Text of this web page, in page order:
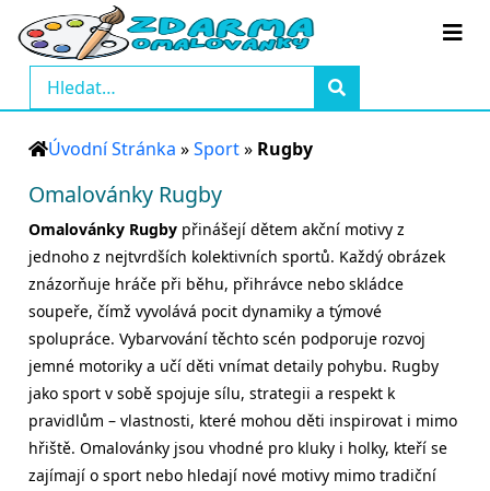
Úvodní Stránka »Sport» Rugby
Omalovánky Rugby
Omalovánky Rugby přinášejí dětem akční motivy z
jednoho z nejtvrdších kolektivních sportů. Každý obrázek
znázorňuje hráče při běhu, přihrávce nebo skládce
soupeře, čímž vyvolává pocit dynamiky a týmové
spolupráce. Vybarvování těchto scén podporuje rozvoj
jemné motoriky a učí děti vnímat detaily pohybu. Rugby
jako sport v sobě spojuje sílu, strategii a respekt k
pravidlům – vlastnosti, které mohou děti inspirovat i mimo
hřiště. Omalovánky jsou vhodné pro kluky i holky, kteří se
zajímají o sport nebo hledají nové motivy mimo tradiční